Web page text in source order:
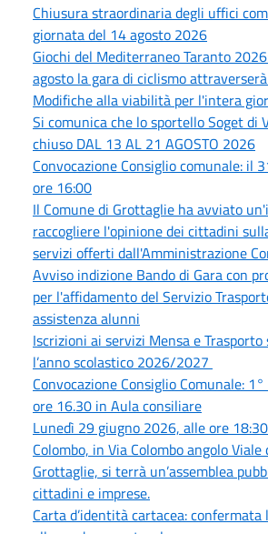
Chiusura straordinaria degli uffici
giornata del 14 agosto 2026
Giochi del Mediterraneo Taranto
agosto la gara di ciclismo
Modifiche alla viabilità per l'intera
Si comunica che lo sportello Soget di
chiuso DAL 13 AL 21 AGOSTO 2026
Convocazione Consiglio comunale: il
ore 16:00
Il Comune di Grottaglie ha avviato
raccogliere l'opinione dei cittadini
servizi offerti dall'Amministrazione
Avviso indizione Bando di Gara con
per l'affidamento del Servizio
assistenza alunni
Iscrizioni ai servizi Mensa e Trasporto
l’anno scolastico 2026/2027
Convocazione Consiglio Comunale:
ore 16.30 in Aula consiliare
Lunedì 29 giugno 2026, alle ore
Colombo, in Via Colombo angolo
Grottaglie, si terrà un’assemblea
cittadini e imprese.
Carta d’identità cartacea: